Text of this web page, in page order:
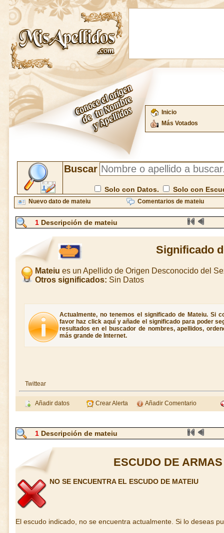
Inicio
Más Votados
Buscar
Solo con Datos. Solo con
Nuevo dato de mateiu Comentarios de mateiu
1 Descripción de mateiu
Significado
Mateiu es un Apellido de Origen Desconocido del
Otros significados: Sin Datos
Actualmente, no tenemos el significado de Mateiu. Si
favor haz click aquí y añade el significado para poder
resultados en el buscador de nombres, apellidos,
más grande de Internet.
Twittear
Añadir datos Crear Alerta Añadir Comentario
1 Descripción de mateiu
ESCUDO DE
NO SE ENCUENTRA EL ESCUDO DE MATEIU
El escudo indicado, no se encuentra actualmente. Si lo deseas